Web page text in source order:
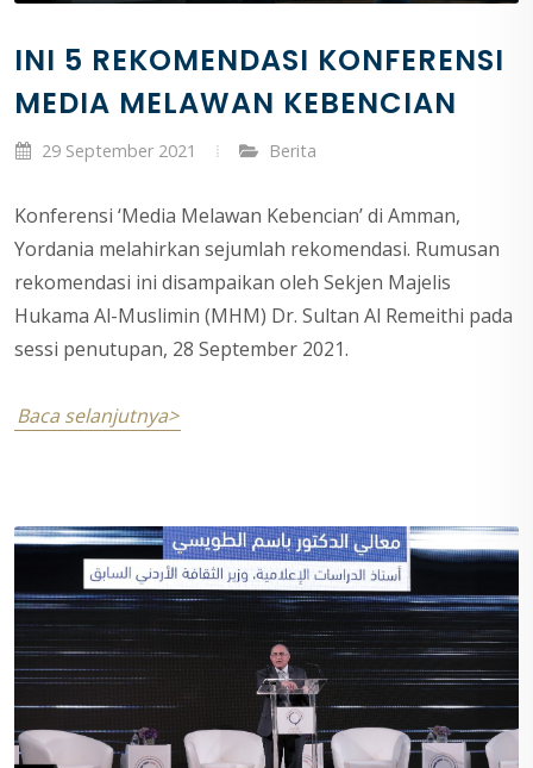
INI 5 REKOMENDASI KONFERENSI
MEDIA MELAWAN KEBENCIAN
29 September 2021 Berita
Konferensi ‘Media Melawan Kebencian’ di Amman,
Yordania melahirkan sejumlah rekomendasi. Rumusan
rekomendasi ini disampaikan oleh Sekjen Majelis
Hukama Al-Muslimin (MHM) Dr. Sultan Al Remeithi pada
sessi penutupan, 28 September 2021.
Baca selanjutnya>